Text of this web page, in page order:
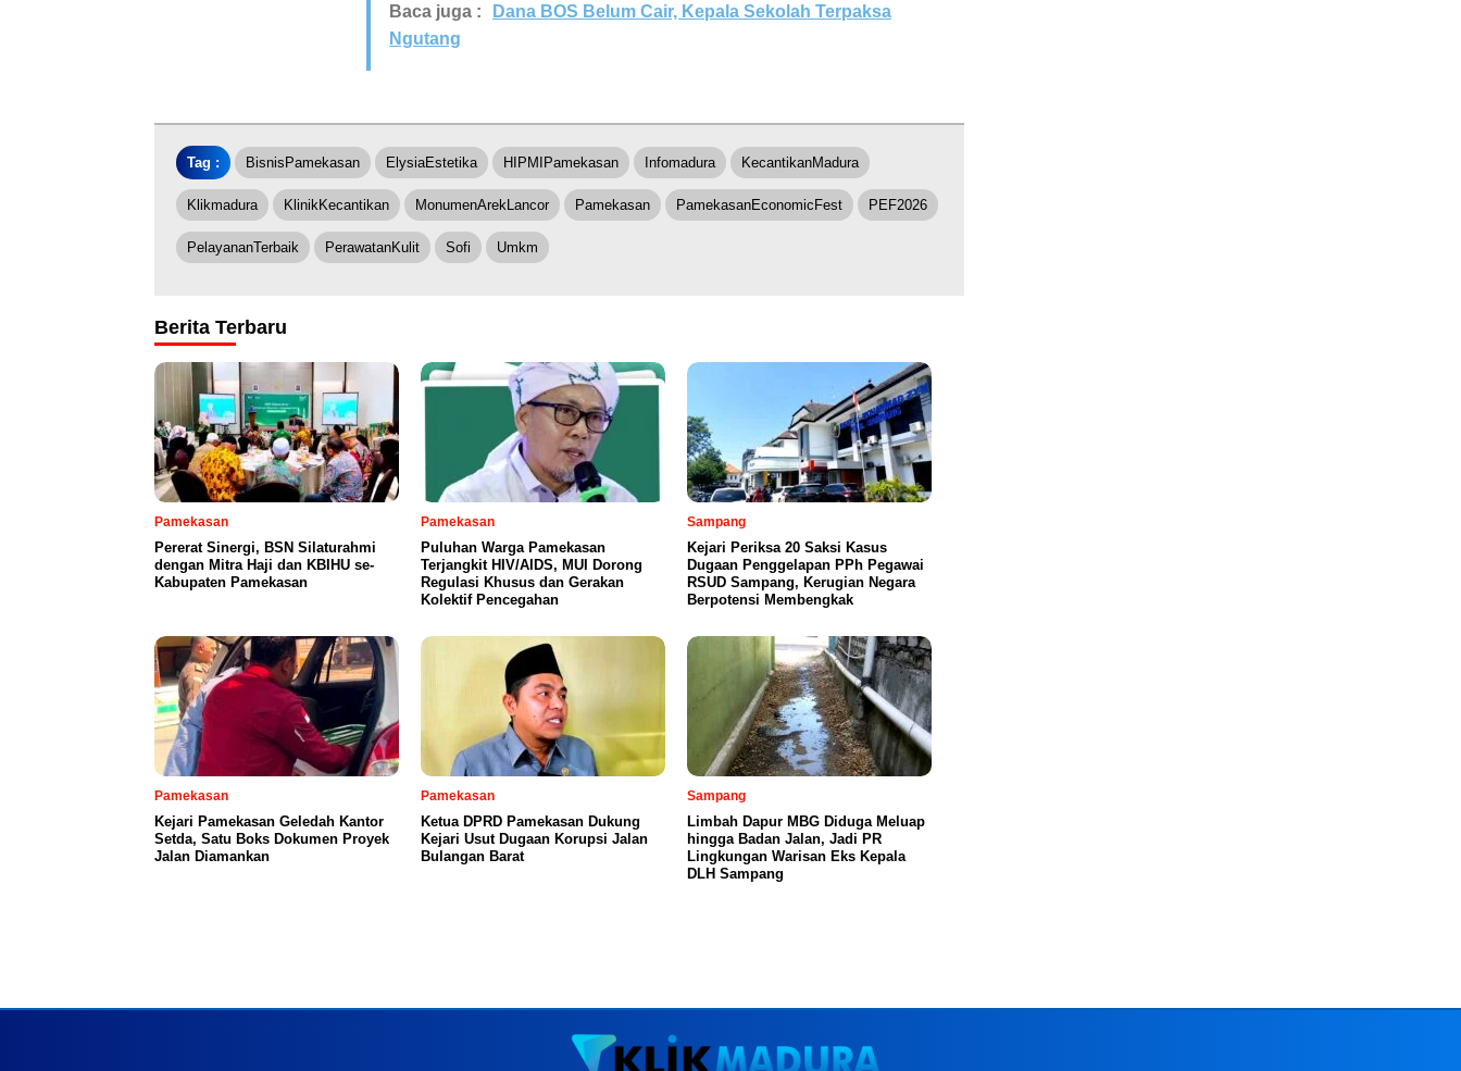
Baca juga :
Dana BOS Belum Cair, Kepala Sekolah Terpaksa
Ngutang
Tag : BisnisPamekasan ElysiaEstetika HIPMIPamekasan Infomadura KecantikanMadura
Klikmadura KlinikKecantikan MonumenArekLancor Pamekasan PamekasanEconomicFest PEF2026
PelayananTerbaik PerawatanKulit Sofi Umkm
Berita Terbaru
Pamekasan
Pererat Sinergi, BSN Silaturahmi
dengan Mitra Haji dan KBIHU se-
Kabupaten Pamekasan
Pamekasan
Puluhan Warga Pamekasan
Terjangkit HIV/AIDS, MUI Dorong
Regulasi Khusus dan Gerakan
Kolektif Pencegahan
Sampang
Kejari Periksa 20 Saksi Kasus
Dugaan Penggelapan PPh Pegawai
RSUD Sampang, Kerugian Negara
Berpotensi Membengkak
Pamekasan
Kejari Pamekasan Geledah Kantor
Setda, Satu Boks Dokumen Proyek
Jalan Diamankan
Pamekasan
Ketua DPRD Pamekasan Dukung
Kejari Usut Dugaan Korupsi Jalan
Bulangan Barat
Sampang
Limbah Dapur MBG Diduga Meluap
hingga Badan Jalan, Jadi PR
Lingkungan Warisan Eks Kepala
DLH Sampang